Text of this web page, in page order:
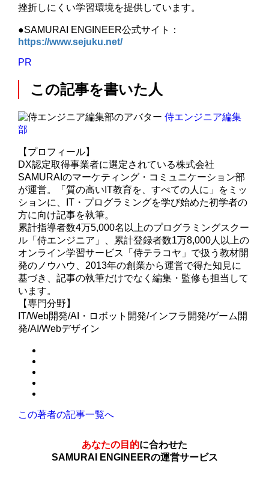
挫折しにくい学習環境を提供しています。
●SAMURAI ENGINEER公式サイト：
https://www.sejuku.net/
PR
この記事を書いた人
侍エンジニア編集
部
【プロフィール】
DX認定取得事業者に選定されている株式会社
SAMURAIのマーケティング・コミュニケーション部
が運営。「質の高いIT教育を、すべての人に」をミッ
ションに、IT・プログラミングを学び始めた初学者の
方に向け記事を執筆。
累計指導者数4万5,000名以上のプログラミングスクー
ル「侍エンジニア」、累計登録者数1万8,000人以上の
オンライン学習サービス「侍テラコヤ」で扱う教材開
発のノウハウ、2013年の創業から運営で得た知見に
基づき、記事の執筆だけでなく編集・監修も担当して
います。
【専門分野】
IT/Web開発/AI・ロボット開発/インフラ開発/ゲーム開
発/AI/Webデザイン
この著者の記事一覧へ
あなたの目的に合わせた
SAMURAI ENGINEERの運営サービス